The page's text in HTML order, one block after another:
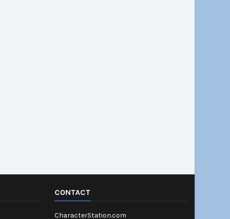
CONTACT
CharacterStation.com